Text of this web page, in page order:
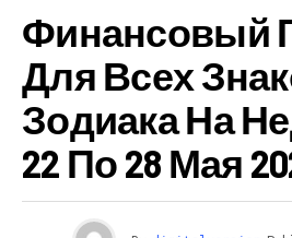
Финансовый
Для Всех
Зодиака На
22 По 28 Мая